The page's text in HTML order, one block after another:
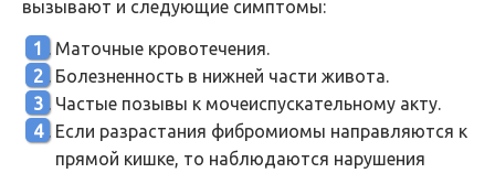
вызывают и следующие симптомы:
Маточные кровотечения.
Болезненность в нижней части живота.
Частые позывы к мочеиспускательному акту.
Если разрастания фибромиомы направляются к
прямой кишке, то наблюдаются нарушения